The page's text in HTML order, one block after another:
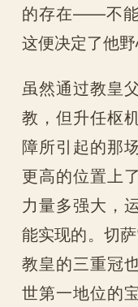
的存在——不能
这便决定了他野
虽然通过教皇
教，但升任枢
障所引起的那
更高的位置上
力量多强大，
能实现的。切
教皇的三重冠
世第一地位的